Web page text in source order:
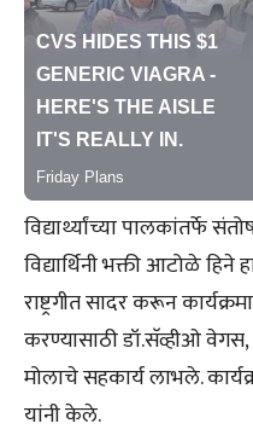
विद्यार्थ्यांच्या पालकांतर्फे
विद्यार्थिनी भक्ती आटोळे हिने
राष्ट्रगीत सादर करून
करण्यासाठी डॉ.सॅव्हीओ
मोलाचे सहकार्य लाभले.
यांनी केले.